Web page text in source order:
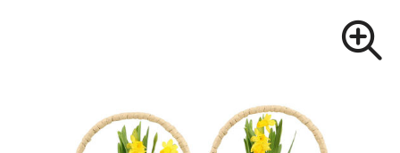
Drukwerk